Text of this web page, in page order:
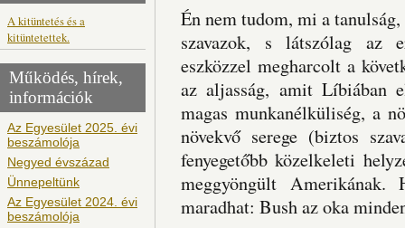
A kitüntetés és a
kitüntetettek.
Működés, hírek,
információk
Az Egyesület 2025. évi
beszámolója
Negyed évszázad
Ünnepeltünk
Az Egyesület 2024. évi
beszámolója
Én nem tudom, mi a
szavazok, s látszólag az
eszközzel megharcolt a
az aljasság, amit Líbiában
magas munkanélküliség, a
növekvő serege (biztos
fenyegetőbb közelkeleti
meggyöngült
maradhat: Bush az oka